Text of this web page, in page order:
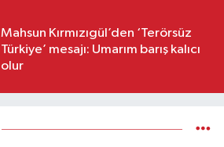
Mahsun Kırmızıgül’den ‘Terörsüz
Türkiye’ mesajı: Umarım barış kalıcı
olur